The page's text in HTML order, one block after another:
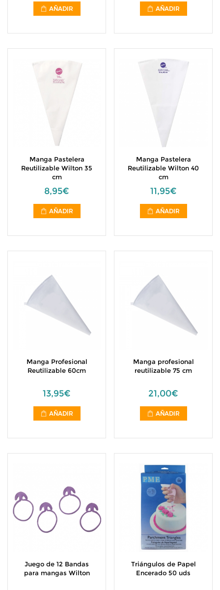
AÑADIR AÑADIR
Manga Pastelera
Reutilizable Wilton 35
cm
8,95€
AÑADIR
Manga Pastelera
Reutilizable Wilton 40
cm
11,95€
AÑADIR
Manga Profesional
Reutilizable 60cm
13,95€
AÑADIR
Manga profesional
reutilizable 75 cm
21,00€
AÑADIR
Juego de 12 Bandas
para mangas Wilton
Triángulos de Papel
Encerado 50 uds